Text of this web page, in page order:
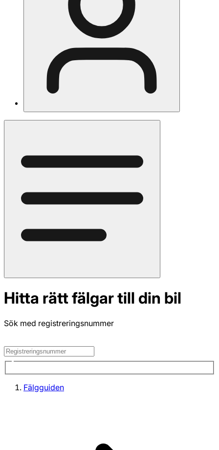
Hitta rätt fälgar till din bil
Sök med registreringsnummer
Fälgguiden